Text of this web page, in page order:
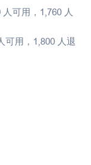
可用，1,760 人
可用，1,800 人退